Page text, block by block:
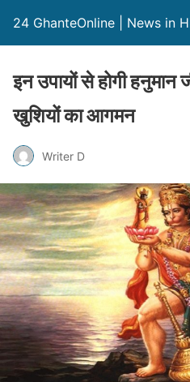
24 GhanteOnline | News in
इन उपायों से होगी हनुमान
खुशियों का आगमन
Writer D